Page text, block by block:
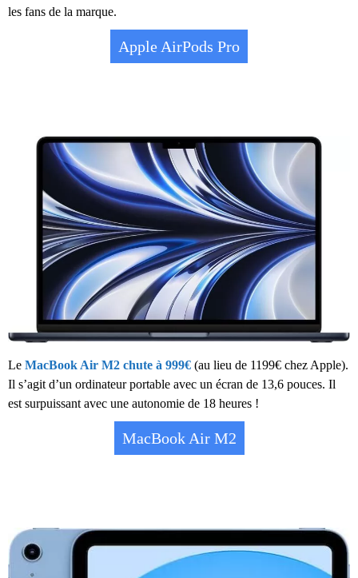
les fans de la marque.
Apple AirPods Pro
Le MacBook Air M2 chute à 999€ (au lieu de 1199€ chez Apple).
Il s’agit d’un ordinateur portable avec un écran de 13,6 pouces. Il
est surpuissant avec une autonomie de 18 heures !
MacBook Air M2